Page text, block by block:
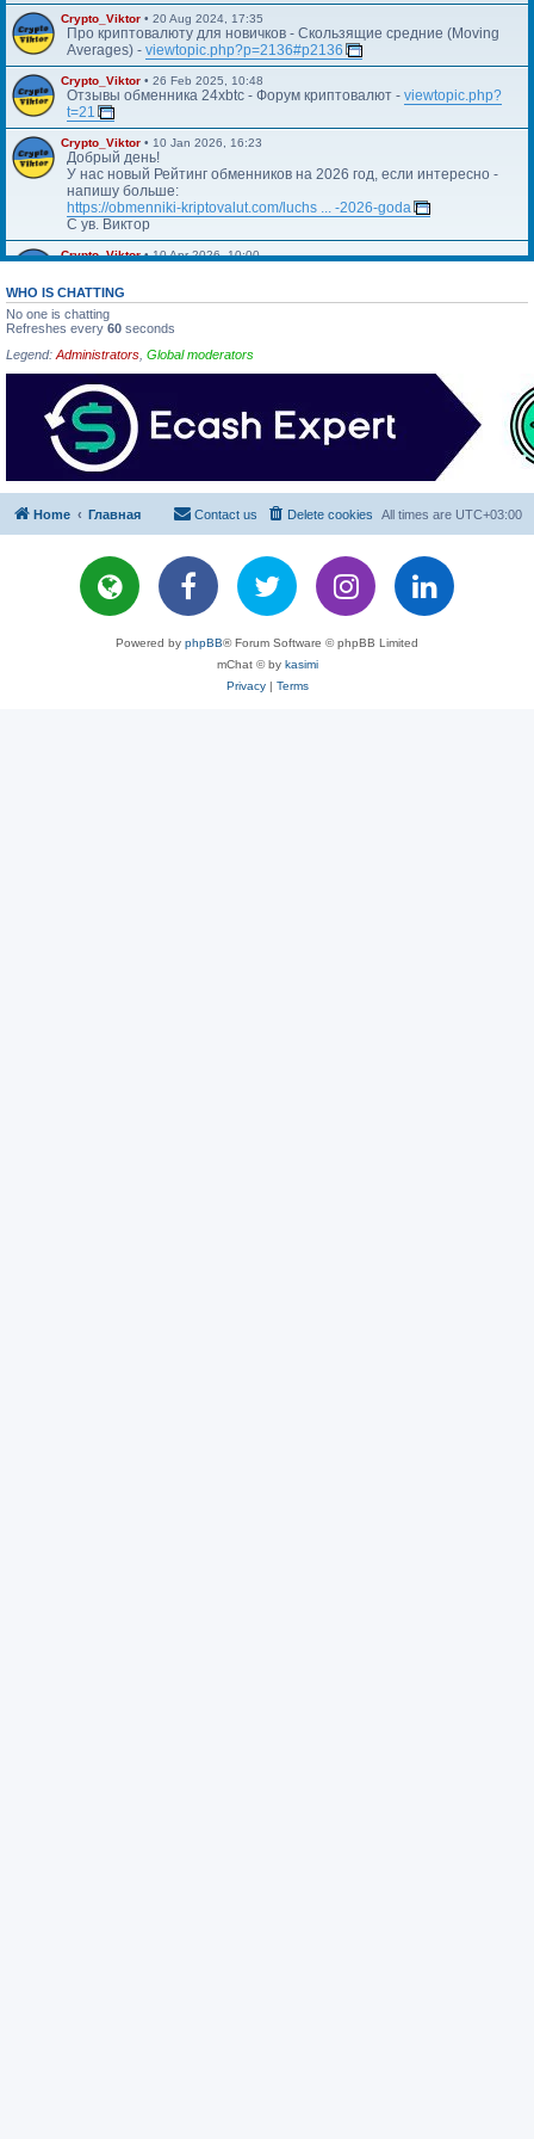
Crypto_Viktor • 20 Aug 2024, 17:35
Про криптовалюту для новичков - Скользящие средние (Moving
Averages) - viewtopic.php?p=2136#p2136
Crypto_Viktor • 26 Feb 2025, 10:48
Отзывы обменника 24xbtc - Форум криптовалют - viewtopic.php?
t=21
Crypto_Viktor • 10 Jan 2026, 16:23
Добрый день!
У нас новый Рейтинг обменников на 2026 год, если интересно -
напишу больше:
https://obmenniki-kriptovalut.com/luchs ... -2026-goda
С ув. Виктор
Crypto_Viktor•10 Apr 2026, 10:00
WHO IS CHATTING
No one is chatting
Refreshes every 60 seconds
Legend: Administrators Global moderators
Home Главная All times are UTC+03:00
Delete cookies
Contact us
Powered by phpBB® Forum Software © phpBB Limited
mChat © by kasimi
Privacy| Terms